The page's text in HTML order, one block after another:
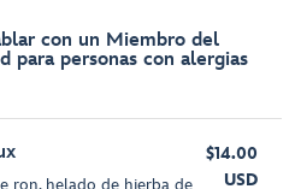
con un Miembro del
para personas con alergias
ron, helado de hierba de
$14.00
USD